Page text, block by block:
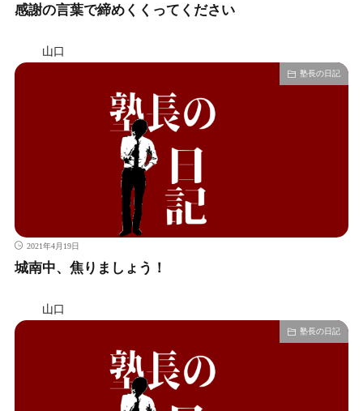
感謝の言葉で締めくくってください
山口
塾長の日記
2021年4月19日
城南中、焦りましょう！
山口
塾長の日記